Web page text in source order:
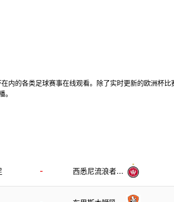
内的各类足球赛事在线观看。除了实时更新的欧洲杯
。
-
西悉尼流浪者女